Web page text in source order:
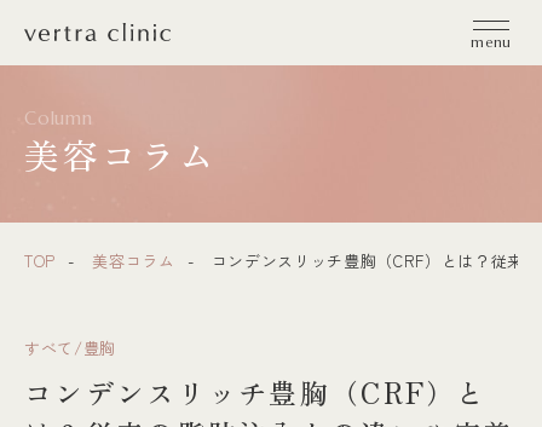
vertra clinic（ヴェルトラクリニック）
menu
Column
美容コラム
TOP 美容コラム コンデンスリッチ豊胸（CRF）とは？従来
すべて/豊胸
コンデンスリッチ豊胸（CRF）と